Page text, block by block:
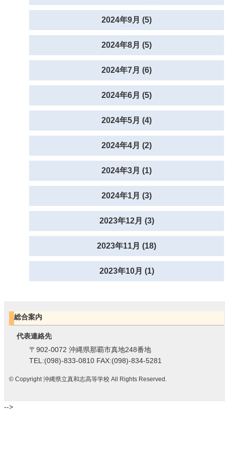
2024年9月 (5)
2024年8月 (5)
2024年7月 (6)
2024年6月 (5)
2024年5月 (4)
2024年4月 (2)
2024年3月 (1)
2024年1月 (3)
2023年12月 (3)
2023年11月 (18)
2023年10月 (1)
総合案内
代表連絡先
〒902-0072 沖縄県那覇市真地248番地
TEL:(098)-833-0810 FAX:(098)-834-5281
© Copyright 沖縄県立真和志高等学校 All Rights Reserved.
-->